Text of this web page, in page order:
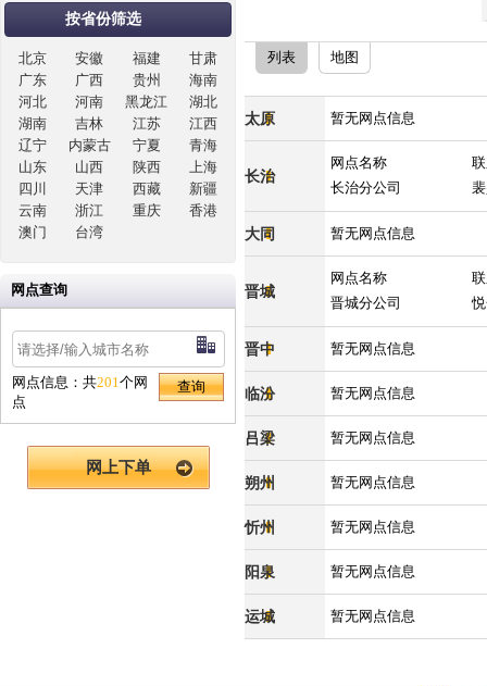
按省份筛选
北京 安徽 福建
甘肃
广东
广西 贵州
海南
河北
河南 黑龙江
湖北
湖南
吉林 江苏
江西
辽宁
内蒙古 宁夏
青海
山东
山西 陕西
上海
四川
天津 西藏
新疆
云南
浙江 重庆
香港
澳门
台湾
网点查询
网点信息：共201个网
点
网上下单
列表 地图
太原 暂无网点信息
长治
网点名称
长治分公司
大同 暂无网点信息
晋城
网点名称
晋城分公司
晋中 暂无网点信息
临汾 暂无网点信息
吕梁 暂无网点信息
朔州 暂无网点信息
忻州 暂无网点信息
阳泉 暂无网点信息
运城 暂无网点信息